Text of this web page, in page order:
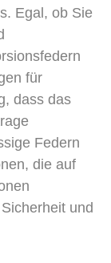
Egal, ob Sie
für
dass das
Federn
die auf
und